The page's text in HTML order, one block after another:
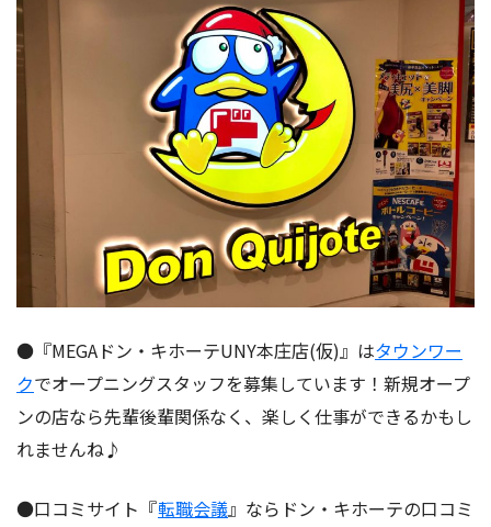
●『MEGAドン・キホーテUNY本庄店(仮)』はタウンワー
クでオープニングスタッフを募集しています！新規オープ
ンの店なら先輩後輩関係なく、楽しく仕事ができるかもし
れませんね♪
●口コミサイト『転職会議』ならドン・キホーテの口コミ